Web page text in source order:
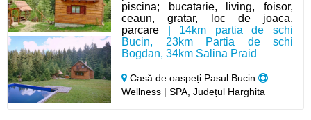
piscina; bucatarie, living, foisor,
ceaun, gratar, loc de joaca,
parcare | 14km partia de schi
Bucin, 23km Partia de schi
Bogdan, 34km Salina Praid
Casă de oaspeți Pasul Bucin
Wellness | SPA, Județul Harghita